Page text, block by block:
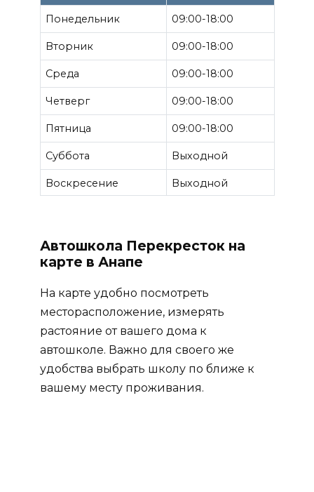
Понедельник 09:00-18:00
Вторник 09:00-18:00
Среда 09:00-18:00
Четверг 09:00-18:00
Пятница 09:00-18:00
Суббота Выходной
Воскресение Выходной
Автошкола Перекресток на
карте в Анапе
На карте удобно посмотреть
месторасположение, измерять
растояние от вашего дома к
автошколе. Важно для своего же
удобства выбрать школу по ближе к
вашему месту проживания.